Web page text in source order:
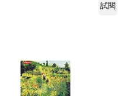
試閱